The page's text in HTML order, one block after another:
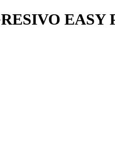
EASY